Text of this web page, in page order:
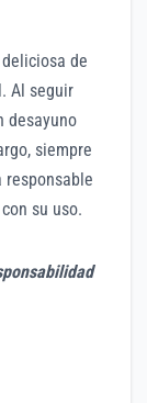
de
Al seguir
desayuno
siempre
responsable
su uso.